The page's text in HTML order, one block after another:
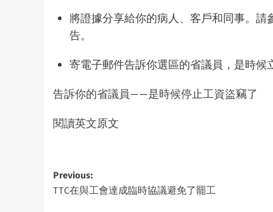
將證據分享給你的病人、客戶和同事。請
告。
寄電子郵件告訴你選區的省議員，是時
告訴你的省議員——是時候停止工資盜竊了
閱讀英文原文
Post
navigation
Previous:
TTC在與工會達成臨時協議避免了罷工